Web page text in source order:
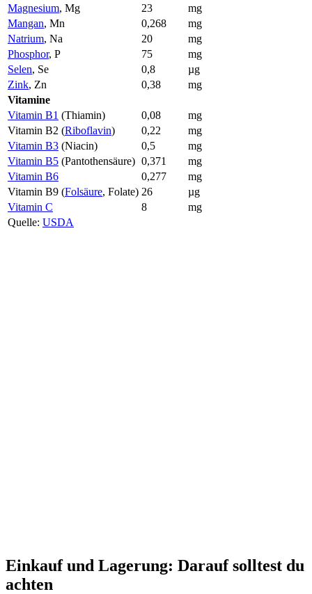
Magnesium, Mg 23
mg
Mangan, Mn 0,268
mg
Natrium, Na 20
mg
Phosphor, P 75
mg
Selen, Se 0,8
µg
Zink, Zn 0,38
mg
Vitamine
Vitamin B1 (Thiamin) 0,08
mg
Vitamin B2 (Riboflavin) 0,22
mg
Vitamin B3 (Niacin) 0,5
mg
Vitamin B5 (Pantothensäure) 0,371
mg
Vitamin B6
0,277
mg
Vitamin B9 (Folsäure, Folate) 26
µg
Vitamin C
8
mg
Quelle: USDA
Einkauf und Lagerung: Darauf solltest du
achten